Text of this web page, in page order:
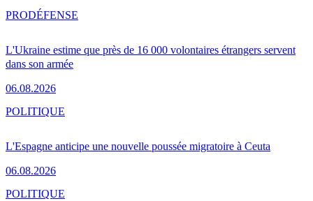
L'Ukraine estime que près de 16 000 volontaires étrangers servent
dans son armée
06.08.2026
PRODÉFENSE
L'Espagne anticipe une nouvelle poussée migratoire à Ceuta
06.08.2026
POLITIQUE
POLITIQUE